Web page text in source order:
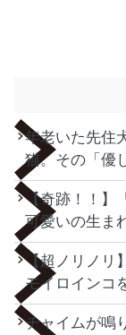
年老いた先住
猫。その「優
【奇跡！！】
可愛いの生ま
【超ノリノリ
モイロインコ
チャイムが鳴